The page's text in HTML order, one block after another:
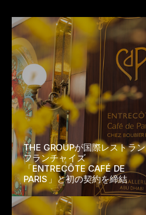
THE GROUPが国際レストラン
フランチャイズ
「ENTRECÔTE CAFÉ DE
PARIS」と初の契約を締結